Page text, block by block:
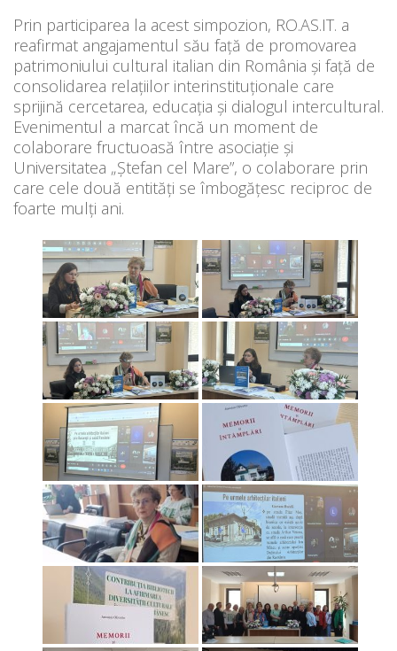
Prin participarea la acest simpozion, RO.AS.IT. a
reafirmat angajamentul său față de promovarea
patrimoniului cultural italian din România și față de
consolidarea relațiilor interinstituționale care
sprijină cercetarea, educația și dialogul intercultural.
Evenimentul a marcat încă un moment de
colaborare fructuoasă între asociație și
Universitatea „Ștefan cel Mare”, o colaborare prin
care cele două entități se îmbogățesc reciproc de
foarte mulți ani.